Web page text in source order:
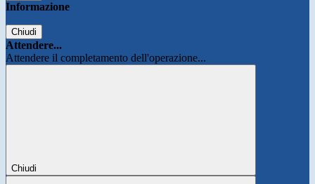
Informazione
Chiudi
Attendere...
Attendere il completamento dell'operazione...
Chiudi